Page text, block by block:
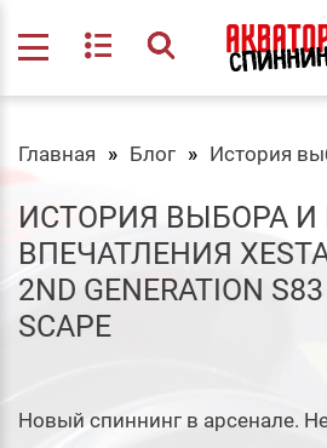
Главная Блог
ИСТОРИЯ ВЫБОРА И
ВПЕЧАТЛЕНИЯ XESTA
2ND GENERATION
SCAPE
Новый спиннинг в арсенале.